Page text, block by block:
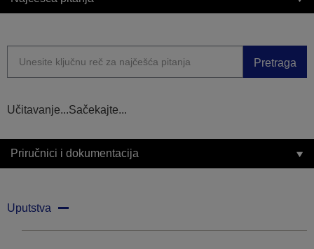
Pretraga
Učitavanje...Sačekajte...
Priručnici i dokumentacija
Uputstva